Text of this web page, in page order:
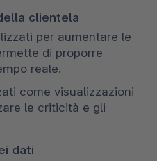
clientela
per aumentare le
di proporre
reale.
come visualizzazioni
le criticità e gli
dati